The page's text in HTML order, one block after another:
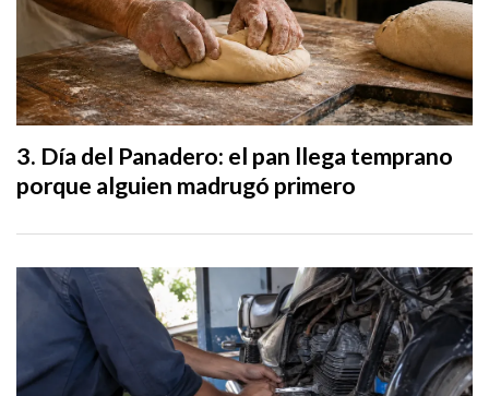
Día del Panadero: el pan llega temprano
porque alguien madrugó primero